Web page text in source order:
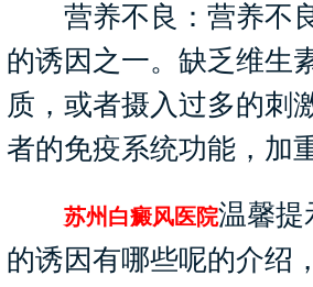
营养不良：营养不良
的诱因之一。缺乏维生
质，或者摄入过多的刺
者的免疫系统功能，加
苏州白癜风医院温馨提
的诱因有哪些呢的介绍